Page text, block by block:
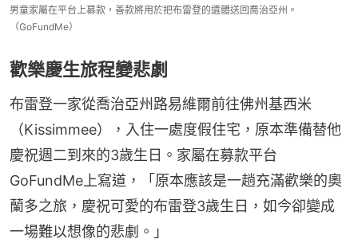
男童家屬在平台上募款，善款將用於把布雷登的遺體送回喬治亞州。
（GoFundMe）
歡樂慶生旅程變悲劇
布雷登一家從喬治亞州路易維爾前往佛州基西米
（Kissimmee），入住一處度假住宅，原本準備替他
慶祝週二到來的3歲生日。家屬在募款平台
GoFundMe上寫道，「原本應該是一趟充滿歡樂的奧
蘭多之旅，慶祝可愛的布雷登3歲生日，如今卻變成
一場難以想像的悲劇。」